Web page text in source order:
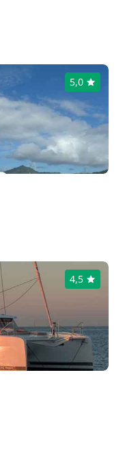
5,0
4,5